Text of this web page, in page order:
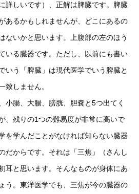
詳しいです）、正解は脾臓です。脾臓
あるかもしれませんが、どこにあるの
ないかと思います。上腹部の左のほう
いる臓器です。ただし、以前にも書い
いう「脾臓」は現代医学でいう脾臓と
致しません。
腸、大腸、膀胱、胆嚢と5つ出てく
、残りの1つの難易度が非常に高いで
を学んだことがなければ知らない臓器
だからです。それは「三焦」（さんし
耳と思います。そんなものが身体にあ
う。東洋医学でも、三焦が今の臓器の